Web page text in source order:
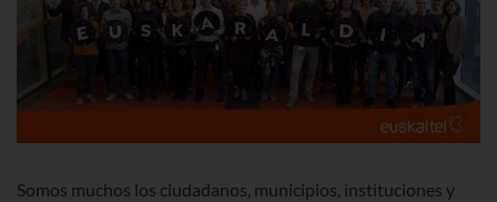
Somos muchos los ciudadanos, municipios, instituciones y